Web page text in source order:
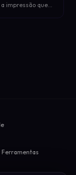
impressão que
Ferramentas